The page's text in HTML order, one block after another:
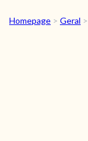
Homepage > Geral >